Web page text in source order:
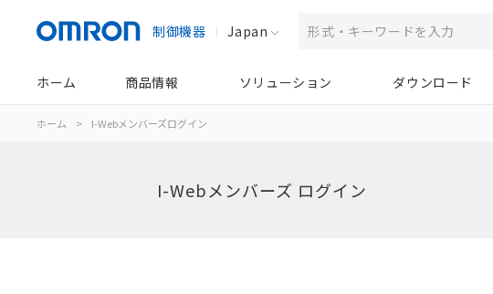
制御機器 Japan
ホーム 商品情報 ソリューション ダウンロード
ホーム > I-Webメンバーズログイン
I-Webメンバーズ ログイン